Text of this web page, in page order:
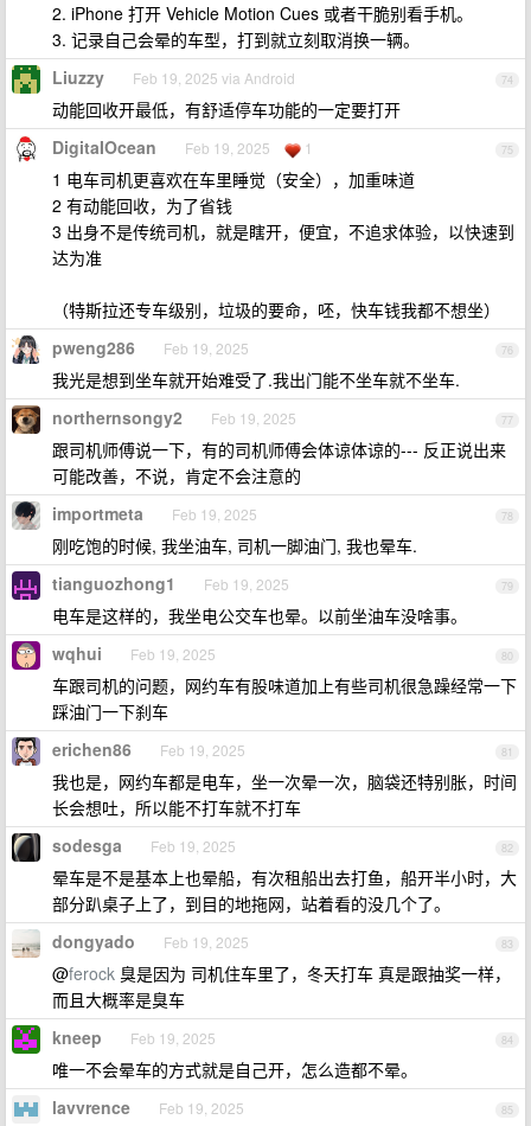
2. iPhone 打开 Vehicle Motion Cues 或者干脆别看手机。
3. 记录自己会晕的车型，打到就立刻取消换一辆。
74
Liuzzy Feb 19, 2025 via Android
动能回收开最低，有舒适停车功能的一定要打开
75
DigitaIOcean Feb 19, 2025 1
1 电车司机更喜欢在车里睡觉（安全），加重味道
2 有动能回收，为了省钱
3 出身不是传统司机，就是瞎开，便宜，不追求体验，以快速到
达为准
（特斯拉还专车级别，垃圾的要命，呸，快车钱我都不想坐）
76
pweng286 Feb 19, 2025
我光是想到坐车就开始难受了.我出门能不坐车就不坐车.
77
northernsongy2 Feb 19, 2025
跟司机师傅说一下，有的司机师傅会体谅体谅的--- 反正说出来
可能改善，不说，肯定不会注意的
78
importmeta Feb 19, 2025
刚吃饱的时候, 我坐油车, 司机一脚油门, 我也晕车.
79
tianguozhong1 Feb 19, 2025
电车是这样的，我坐电公交车也晕。以前坐油车没啥事。
80
wqhui Feb 19, 2025
车跟司机的问题，网约车有股味道加上有些司机很急躁经常一下
踩油门一下刹车
81
erichen86 Feb 19, 2025
我也是，网约车都是电车，坐一次晕一次，脑袋还特别胀，时间
长会想吐，所以能不打车就不打车
82
sodesga Feb 19, 2025
晕车是不是基本上也晕船，有次租船出去打鱼，船开半小时，大
部分趴桌子上了，到目的地拖网，站着看的没几个了。
83
dongyado Feb 19, 2025
@ferock 臭是因为 司机住车里了，冬天打车 真是跟抽奖一样，
而且大概率是臭车
84
kneep Feb 19, 2025
唯一不会晕车的方式就是自己开，怎么造都不晕。
85
lavvrence Feb 19, 2025